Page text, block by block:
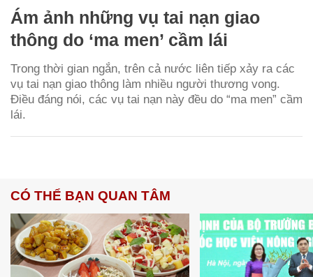
Ám ảnh những vụ tai nạn giao
thông do ‘ma men’ cầm lái
Trong thời gian ngắn, trên cả nước liên tiếp xảy ra các
vụ tai nạn giao thông làm nhiều người thương vong.
Điều đáng nói, các vụ tai nạn này đều do “ma men” cầm
lái.
CÓ THỂ BẠN QUAN TÂM